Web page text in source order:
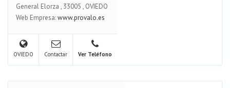
General Elorza , 33005 , OVIEDO
Web Empresa:www.provalo.es
OVIEDO Contactar Ver Teléfono